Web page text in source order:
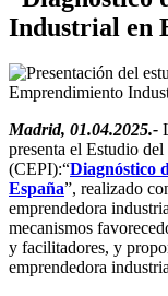
Industrial en
Madrid, 01.04.2025.-
presenta el Estudio
(CEPI):“Diagnóstico
España”, realizado
emprendedora
mecanismos
y facilitadores, y
emprendedora